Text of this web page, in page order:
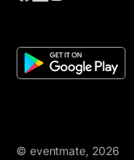
© eventmate, 2026